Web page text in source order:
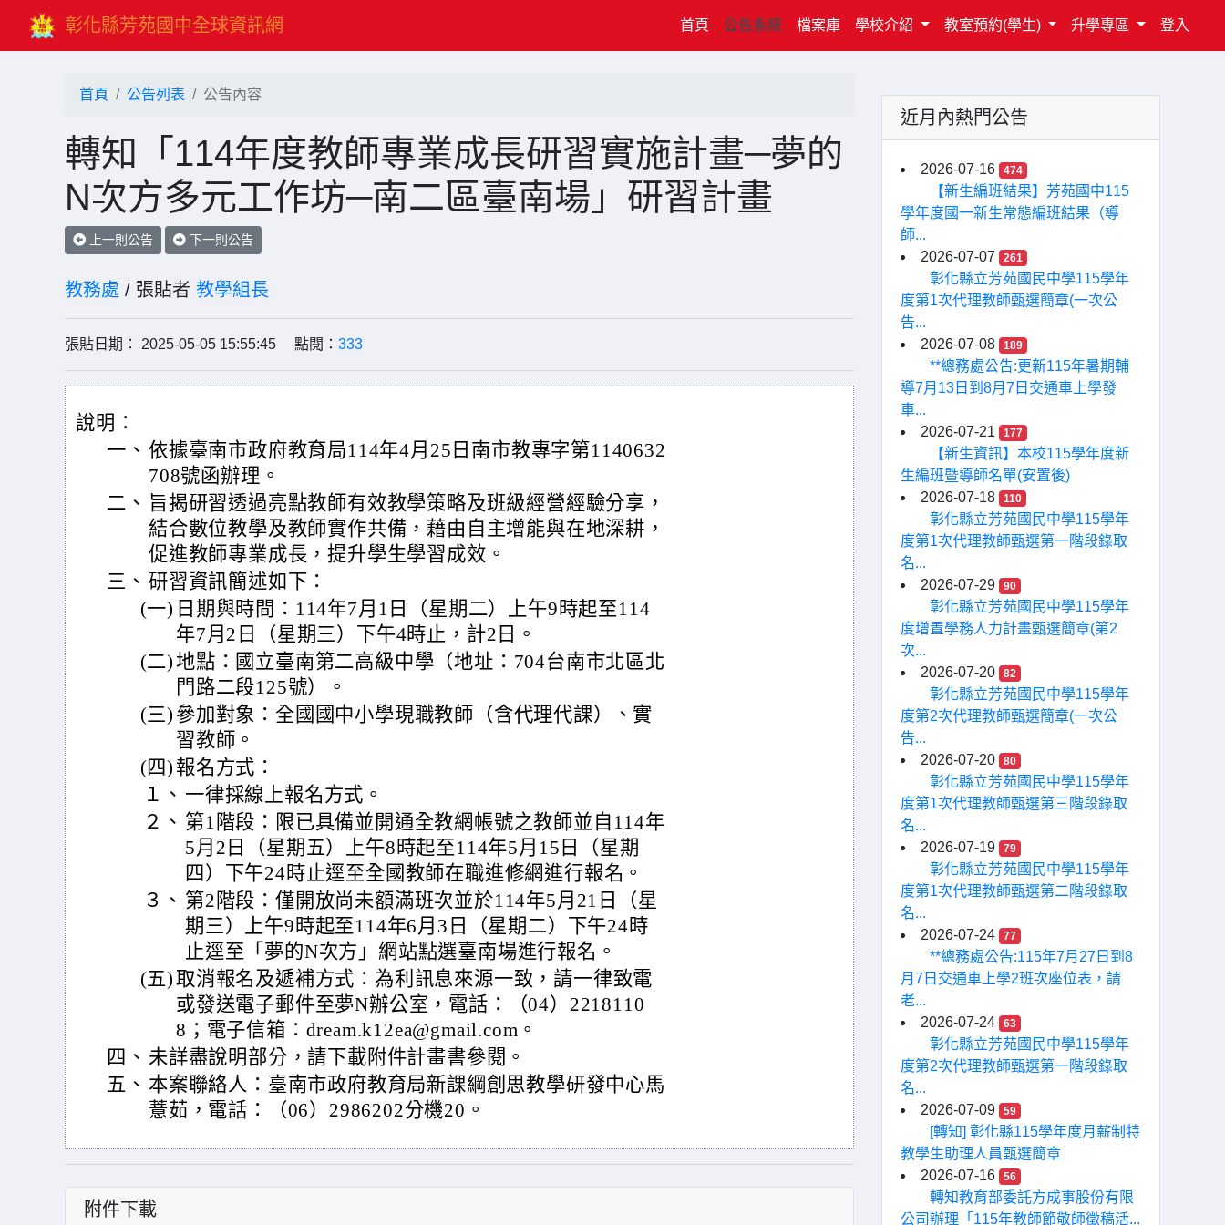
彰化縣芳苑國中全球資訊網 首頁(current)
公告系統 檔案庫 學校介紹 教室預約(學生) 升學專區 登入
首頁 公告列表 公告內容
轉知「114年度教師專業成長研習實施計畫─夢的
N次方多元工作坊─南二區臺南場」研習計畫
上一則公告 下一則公告
教務處 / 張貼者 教學組長
張貼日期： 2025-05-05 15:55:45 點閱： 333
說明：
一、 依據臺南市政府教育局114年4月25日南市教專字第1140632
708號函辦理。
二、 旨揭研習透過亮點教師有效教學策略及班級經營經驗分享，
結合數位教學及教師實作共備，藉由自主增能與在地深耕，
促進教師專業成長，提升學生學習成效。
三、 研習資訊簡述如下：
(一) 日期與時間：114年7月1日（星期二）上午9時起至114
年7月2日（星期三）下午4時止，計2日。
(二)地點：國立臺南第二高級中學（地址：704台南市北區北
門路二段125號）。
(三) 參加對象：全國國中小學現職教師（含代理代課）、實
習教師。
(四) 報名方式：
１、 一律採線上報名方式。
２、 第1階段：限已具備並開通全教網帳號之教師並自114年
5月2日（星期五）上午8時起至114年5月15日（星期
四）下午24時止逕至全國教師在職進修網進行報名。
３、 第2階段：僅開放尚未額滿班次並於114年5月21日（星
期三）上午9時起至114年6月3日（星期二）下午24時
止逕至「夢的N次方」網站點選臺南場進行報名。
(五)取消報名及遞補方式：為利訊息來源一致，請一律致電
或發送電子郵件至夢N辦公室，電話：（04）2218110
8；電子信箱：dream.k12ea@gmail.com。
四、 未詳盡說明部分，請下載附件計畫書參閱。
五、 本案聯絡人：臺南市政府教育局新課綱創思教學研發中心馬
薏茹，電話：（06）2986202分機20。
附件下載
近月內熱門公告
2026-07-16 474
【新生編班結果】芳苑國中115
學年度國一新生常態編班結果（導
師...
2026-07-07
261
彰化縣立芳苑國民中學115學年
度第1次代理教師甄選簡章(一次公
告...
2026-07-08
189
**總務處公告:更新115年暑期輔
導7月13日到8月7日交通車上學發
車...
2026-07-21
177
【新生資訊】本校115學年度新
生編班暨導師名單(安置後)
2026-07-18
110
彰化縣立芳苑國民中學115學年
度第1次代理教師甄選第一階段錄取
名...
2026-07-29
90
彰化縣立芳苑國民中學115學年
度增置學務人力計畫甄選簡章(第2
次...
2026-07-20
82
彰化縣立芳苑國民中學115學年
度第2次代理教師甄選簡章(一次公
告...
2026-07-20
80
彰化縣立芳苑國民中學115學年
度第1次代理教師甄選第三階段錄取
名...
2026-07-19
79
彰化縣立芳苑國民中學115學年
度第1次代理教師甄選第二階段錄取
名...
2026-07-24
77
**總務處公告:115年7月27日到8
月7日交通車上學2班次座位表，請
老...
2026-07-24
63
彰化縣立芳苑國民中學115學年
度第2次代理教師甄選第一階段錄取
名...
2026-07-09
59
[轉知] 彰化縣115學年度月薪制特
教學生助理人員甄選簡章
2026-07-16
56
轉知教育部委託方成事股份有限
公司辦理「115年教師節敬師徵稿活...